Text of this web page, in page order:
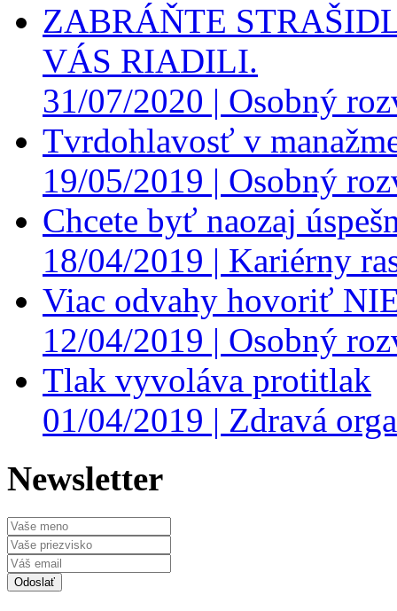
ZABRÁŇTE
VÁS RIADILI.
31/07/2020 | Osobný
Tvrdohlavosť v
19/05/2019 | Osobný
Chcete byť naozaj
18/04/2019 | Kariérny
Viac odvahy hovoriť
12/04/2019 | Osobný
Tlak vyvoláva protitlak
01/04/2019 | Zdravá
Newsletter